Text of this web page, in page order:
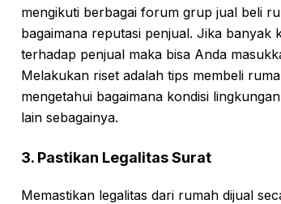
mengikuti berbagai forum grup jual beli
bagaimana reputasi penjual. Jika
terhadap penjual maka bisa Anda
Melakukan riset adalah tips membeli
mengetahui bagaimana kondisi
lain sebagainya.
3. Pastikan Legalitas Surat
Memastikan legalitas dari rumah dijual